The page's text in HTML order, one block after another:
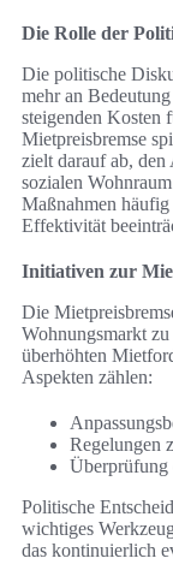
Die Rolle der
Die politische
mehr an
steigenden Kosten
Mietpreisbremse
zielt darauf ab,
sozialen
Maßnahmen
Effektivität
Initiativen zur
Die
Wohnungsmarkt
überhöhten
Aspekten zählen:
Regelungen
Überprüfung
Politische
wichtiges
das kontinuierlich